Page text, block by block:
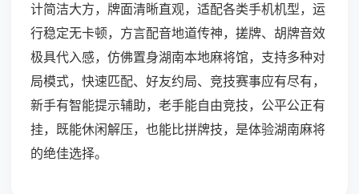
计简洁大方，牌面清晰直观，适配各类手机机型，运
行稳定无卡顿，方言配音地道传神，搓牌、胡牌音效
极具代入感，仿佛置身湖南本地麻将馆，支持多种对
局模式，快速匹配、好友约局、竞技赛事应有尽有，
新手有智能提示辅助，老手能自由竞技，公平公正有
挂，既能休闲解压，也能比拼牌技，是体验湖南麻将
的绝佳选择。